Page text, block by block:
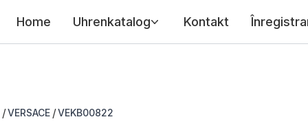
Home Uhrenkatalog Kontakt
/VERSACE /VEKB00822